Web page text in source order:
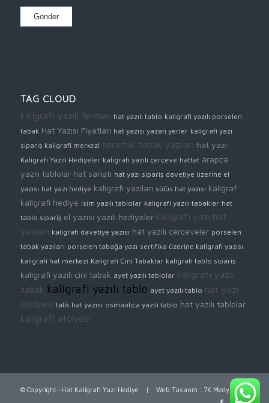
TAG CLOUD
kaligrafi yazılı ferman hat yazılı tablo kaligrafi yazılı porselen
tabak Hat Yazısı Fiyatları hat yazısı yazan yerler kaligrafi yazı
sipariş kaligrafi merkezi seramik tabak yazıları hat yazı
Kaligrafi Yazılı Hediyeler kaligrafi yazılı çerçeve hattat arapça
yazılı tablolar hat sanatı hat yazı sipariş davetiye üzerine el
yazısı hat yazı hediye kaligrafi yazıları sülüs hat yazısı kaligraf
kaligrafi hediye isim yazılı tablolar kaligrafi yazılı tabaklar hat
tablo sipariş el yazısı yazılı hediyeler kaligrafi yazı hat
yazıları kaligrafi davetiye yazısı hat yazılı çerçeveler porselen
tabak yazıları porselen tabağa yazı sertifika üzerine kaligrafi yazısı
kaligrafi hat merkezi Kaligrafi Çini Tabaklar kaligrafi tablo sipariş
kaligrafi yazılı çini tabak ayet yazılı tablolar kaligrafi yazılı
tabak kaligrafi yazılı tablo ayet yazılı tablo hat yazı
atölyesi talik hat yazısı osmanlıca yazılı tablo hat yazılı tablolar
kaligrafi atölyesi
© Copyright -Hat Kaligrafi Yazı Hediye | Web Tasarım : 7K Medya